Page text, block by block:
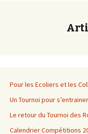
Pour les Ecoliers et les
Un Tournoi pour
Le retour du Tournoi des
Calendrier Compétitions